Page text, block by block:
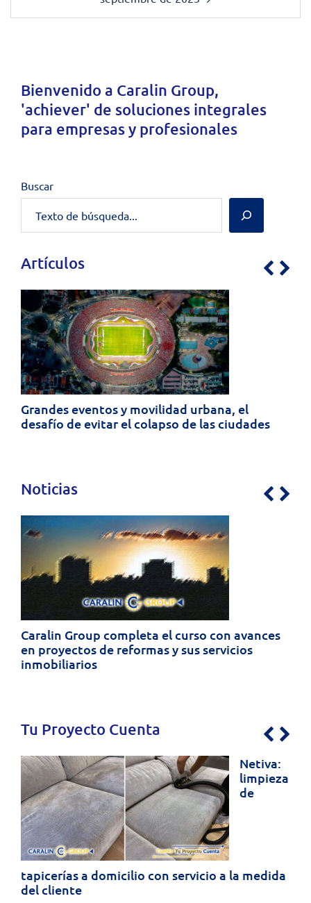
Bienvenido a Caralin Group,
'achiever' de soluciones integrales
para empresas y profesionales
Buscar
Artículos
Grandes eventos y movilidad urbana, el
desafío de evitar el colapso de las ciudades
Noticias
Caralin Group completa el curso con avances
en proyectos de reformas y sus servicios
inmobiliarios
Tu Proyecto Cuenta
Netiva:
limpieza
de
tapicerías a domicilio con servicio a la medida
del cliente